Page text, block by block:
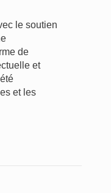
le soutien
de
et
et les